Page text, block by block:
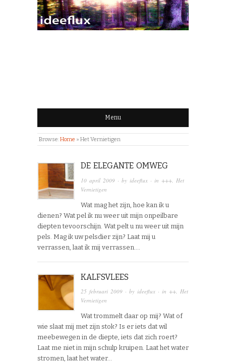
IDEEFLUX | STROOM
VAN IDEEËN
Menu
Browse:Home » Het Vernietigen
DE ELEGANTE OMWEG
10 april 2009 · by ideeflux · in+++ Het
Vernietigen
Wat mag het zijn, hoe kan ik u
dienen? Wat pel ik nu weer uit mijn onpeilbare
diepten tevoorschijn. Wat pelt u nu weer uit mijn
pels. Mag ik uw pelsdier zijn? Laat mij u
verrassen, laat ik mij verrassen….
KALFSVLEES
25 februari 2009 · byideeflux · in++,Het
Vernietigen
Wat trommelt daar op mij? Wat of
wie slaat mij met zijn stok? Is er iets dat wil
meebewegen in de diepte, iets dat zich roert?
Laat me niet in mijn schulp kruipen. Laat het water
stromen, laat het water…